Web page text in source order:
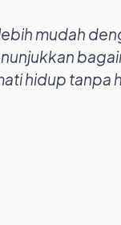
mudah
hidup tanpa